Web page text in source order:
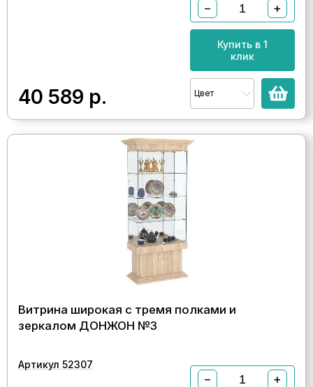
40 589 р.
− +
Купить в 1
клик
Цвет
Витрина широкая с тремя полками и
зеркалом ДОНЖОН №3
Артикул 52307
− +